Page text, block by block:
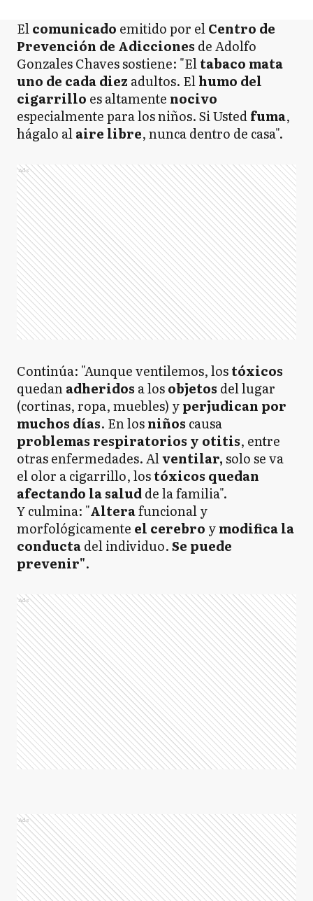
Elcomunicado emitido por elCentro de
Prevención de Adicciones de Adolfo
Gonzales Chaves sostiene: "Eltabaco mata
uno de cada diez adultos. Elhumo del
cigarrillo es altamente nocivo
especialmente para los niños. Si Ustedfuma,
hágalo alaire libre, nunca dentro de casa".
Ads
Continúa: "Aunque ventilemos, lostóxicos
quedanadheridos a losobjetos del lugar
(cortinas, ropa, muebles) yperjudican por
muchos días. En losniños causa
problemas respiratorios y otitis, entre
otras enfermedades. Alventilar,solo se va
el olor a cigarrillo, lostóxicos quedan
afectando la saludde la familia".
Y culmina: "Alterafuncional y
morfológicamente el cerebro ymodifica la
conductadel individuo.Se puede
prevenir".
Ads
Ads